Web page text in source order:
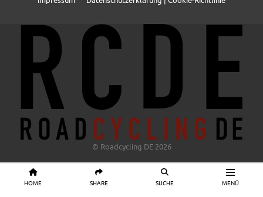
HOME SHARE SUCHE MENÜ
© Roadcycling DE 2026